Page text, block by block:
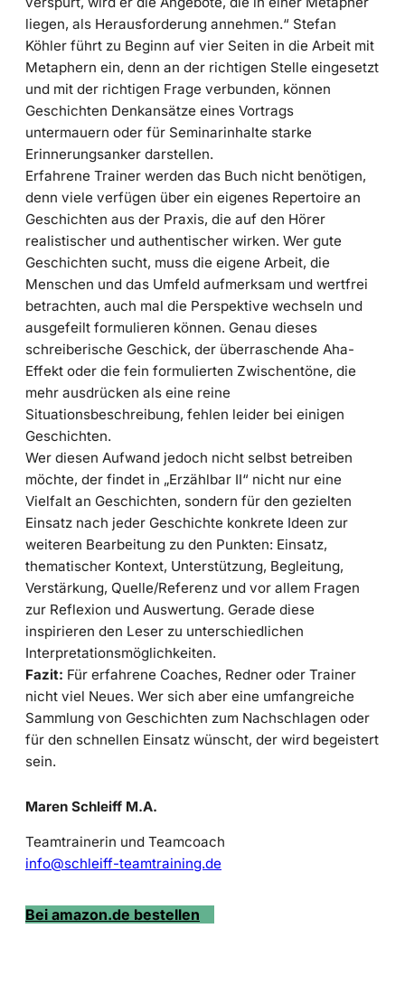
liegen, als Herausforderung annehmen.“ Stefan
Köhler führt zu Beginn auf vier Seiten in die Arbeit mit
Metaphern ein, denn an der richtigen Stelle eingesetzt
und mit der richtigen Frage verbunden, können
Geschichten Denkansätze eines Vortrags
untermauern oder für Seminarinhalte starke
Erinnerungsanker darstellen.
Erfahrene Trainer werden das Buch nicht benötigen,
denn viele verfügen über ein eigenes Repertoire an
Geschichten aus der Praxis, die auf den Hörer
realistischer und authentischer wirken. Wer gute
Geschichten sucht, muss die eigene Arbeit, die
Menschen und das Umfeld aufmerksam und wertfrei
betrachten, auch mal die Perspektive wechseln und
ausgefeilt formulieren können. Genau dieses
schreiberische Geschick, der überraschende Aha-
Effekt oder die fein formulierten Zwischentöne, die
mehr ausdrücken als eine reine
Situationsbeschreibung, fehlen leider bei einigen
Geschichten.
Wer diesen Aufwand jedoch nicht selbst betreiben
möchte, der findet in „Erzählbar II“ nicht nur eine
Vielfalt an Geschichten, sondern für den gezielten
Einsatz nach jeder Geschichte konkrete Ideen zur
weiteren Bearbeitung zu den Punkten: Einsatz,
thematischer Kontext, Unterstützung, Begleitung,
Verstärkung, Quelle/Referenz und vor allem Fragen
zur Reflexion und Auswertung. Gerade diese
inspirieren den Leser zu unterschiedlichen
Interpretationsmöglichkeiten.
Fazit: Für erfahrene Coaches, Redner oder Trainer
nicht viel Neues. Wer sich aber eine umfangreiche
Sammlung von Geschichten zum Nachschlagen oder
für den schnellen Einsatz wünscht, der wird begeistert
sein.
Maren Schleiff M.A.
Teamtrainerin und Teamcoach
info@schleiff-teamtraining.de
Bei amazon.de bestellen